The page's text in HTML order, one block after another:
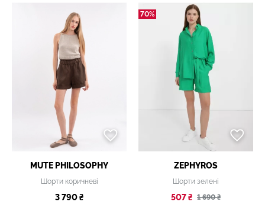
MUTE PHILOSOPHY
Шорти коричневі
3 790 ₴
70%
ZEPHYROS
Шорти зелені
507 ₴ 1 690 ₴